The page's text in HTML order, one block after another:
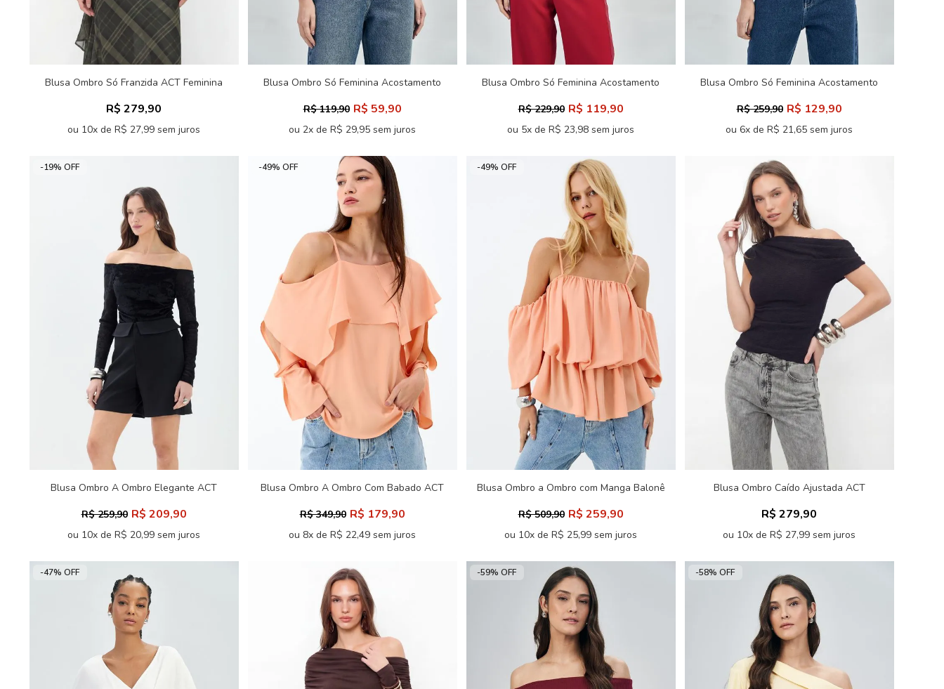
Blusa Ombro Só Franzida ACT Feminina
R$ 279,90
ou 10x de R$ 27,99 sem juros
Blusa Ombro Só Feminina Acostamento
R$ 119,90 R$ 59,90
ou 2x de R$ 29,95 sem juros
Blusa Ombro Só Feminina Acostamento
R$ 229,90 R$ 119,90
ou 5x de R$ 23,98 sem juros
Blusa Ombro Só Feminina Acostamento
R$ 259,90 R$ 129,90
ou 6x de R$ 21,65 sem juros
-19% OFF
Blusa Ombro A Ombro Elegante ACT
R$ 259,90 R$ 209,90
ou 10x de R$ 20,99 sem juros
-49% OFF
Blusa Ombro A Ombro Com Babado ACT
R$ 349,90 R$ 179,90
ou 8x de R$ 22,49 sem juros
-49% OFF
Blusa Ombro a Ombro com Manga Balonê
R$ 509,90 R$ 259,90
ou 10x de R$ 25,99 sem juros
Blusa Ombro Caído Ajustada ACT
R$ 279,90
ou 10x de R$ 27,99 sem juros
-47% OFF -59% OFF -58% OFF